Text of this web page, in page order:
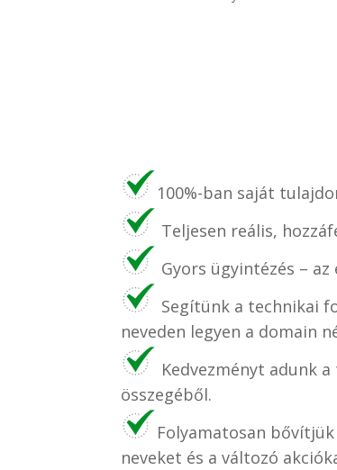
100%-ban saját
Teljesen reális,
Gyors ügyintézés –
Segítünk a technikai
neveden legyen a domain
Kedvezményt adunk
összegéből.
Folyamatosan
neveket és a változó